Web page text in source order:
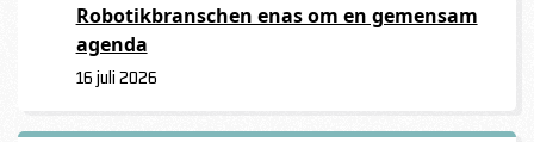
Robotikbranschen enas om en gemensam
agenda
16 juli 2026